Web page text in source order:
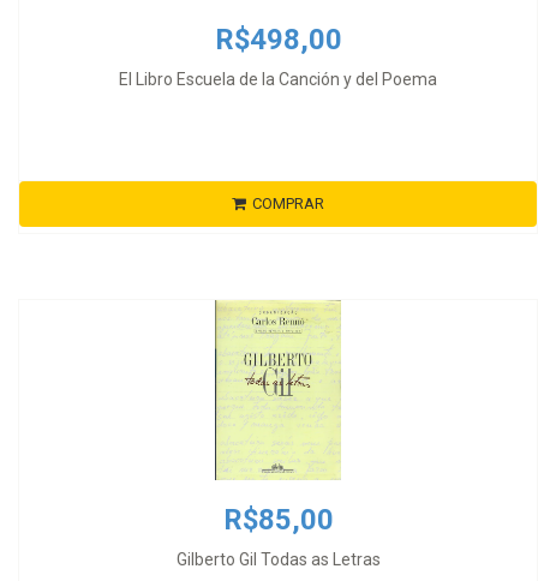
R$498,00
El Libro Escuela de la Canción y del Poema
COMPRAR
R$85,00
Gilberto Gil Todas as Letras